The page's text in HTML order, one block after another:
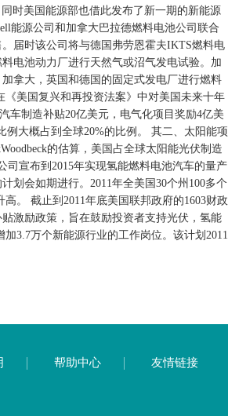
同时美国能源部也借此发布了新一期的新能源
能源公司和加拿大巴拉德燃料电池公司联合
届时该公司将与德国弗劳恩霍夫IKTS燃料电
电池动力厂进行天然气或沼气发电试验。加
拿大，英国和德国的固定式发电厂进行燃料
美国复兴和再投资法案》中对美国未来十年
车制造补贴20亿美元，电气化项目奖励4亿美
大概占到全球20%的比例。
其二、太阳能项
的估算，美国占全球太阳能光伏制造
司宣布到2015年实现氢能燃料电池汽车的量产
划会如期进行。2011年全美国30个州100多个
。
截止到2011年底美国联邦政府的1603财政
激励政策，旨在鼓励投资者支持光伏，氢能
3.7万个新能源行业的工作岗位。该计划2011
帮助中心 友情链接